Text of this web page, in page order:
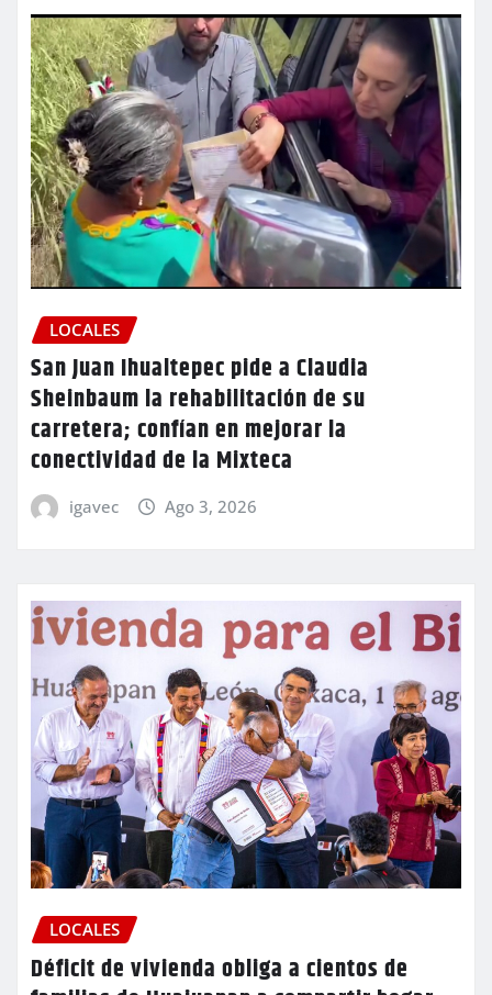
LOCALES
San Juan Ihualtepec pide a Claudia
Sheinbaum la rehabilitación de su
carretera; confían en mejorar la
conectividad de la Mixteca
igavec Ago 3, 2026
LOCALES
Déficit de vivienda obliga a cientos de